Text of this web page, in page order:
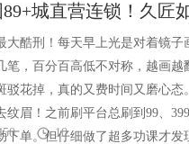
城直营连锁！久匠
大酷刑！每天早上光是对着镜子
，百分百高低不对称，越画越
驳花掉，真的又费时间又磨心态
眉！之前刷平台总刷到99、
下单。但仔细做了超多功课才发
10